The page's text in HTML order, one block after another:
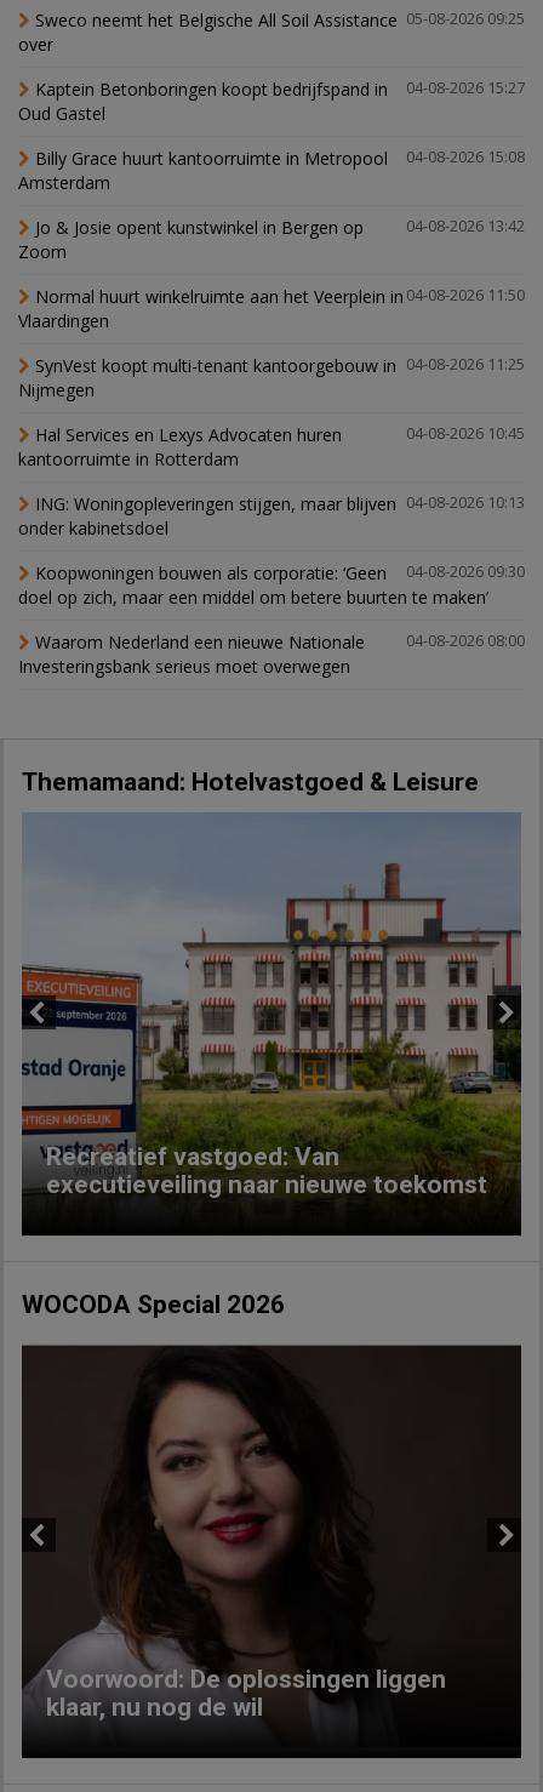
05-08-2026 09:25
Sweco neemt het Belgische All Soil Assistance
over
04-08-2026 15:27
Kaptein Betonboringen koopt bedrijfspand in
Oud Gastel
04-08-2026 15:08
Billy Grace huurt kantoorruimte in Metropool
Amsterdam
04-08-2026 13:42
Jo & Josie opent kunstwinkel in Bergen op
Zoom
04-08-2026 11:50
Normal huurt winkelruimte aan het Veerplein in
Vlaardingen
04-08-2026 11:25
SynVest koopt multi-tenant kantoorgebouw in
Nijmegen
04-08-2026 10:45
Hal Services en Lexys Advocaten huren
kantoorruimte in Rotterdam
04-08-2026 10:13
ING: Woningopleveringen stijgen, maar blijven
onder kabinetsdoel
04-08-2026 09:30
Koopwoningen bouwen als corporatie: ‘Geen
doel op zich, maar een middel om betere buurten te maken’
04-08-2026 08:00
Waarom Nederland een nieuwe Nationale
Investeringsbank serieus moet overwegen
Themamaand: Hotelvastgoed & Leisure
Recreatief vastgoed: Van
executieveiling naar nieuwe toekomst
Next
WOCODA Special 2026
Voorwoord: De oplossingen liggen
klaar, nu nog de wil